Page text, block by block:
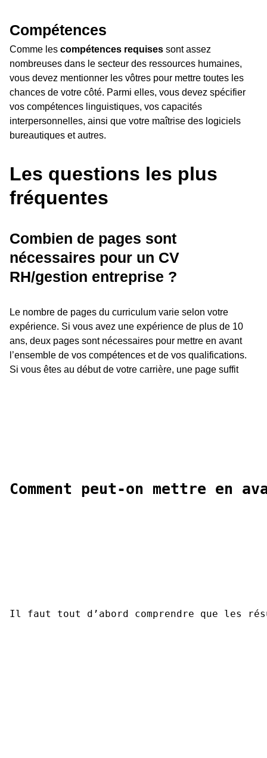
Compétences
Comme les compétences requises sont assez
nombreuses dans le secteur des ressources humaines,
vous devez mentionner les vôtres pour mettre toutes les
chances de votre côté. Parmi elles, vous devez spécifier
vos compétences linguistiques, vos capacités
interpersonnelles, ainsi que votre maîtrise des logiciels
bureautiques et autres.
Les questions les plus
fréquentes
Combien de pages sont
nécessaires pour un CV
RH/gestion entreprise ?
Le nombre de pages du curriculum varie selon votre
expérience. Si vous avez une expérience de plus de 10
ans, deux pages sont nécessaires pour mettre en avant
l’ensemble de vos compétences et de vos qualifications.
Si vous êtes au début de votre carrière, une page suffit
Comment peut-on mettre en
Il faut tout d’abord comprendre que les